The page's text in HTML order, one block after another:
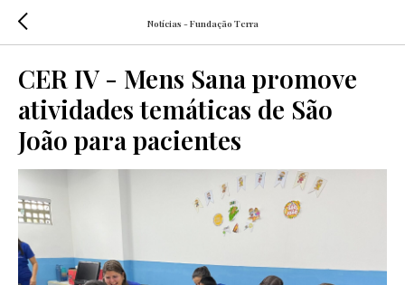
Notícias - Fundação Terra
CER IV - Mens Sana promove
atividades temáticas de São
João para pacientes